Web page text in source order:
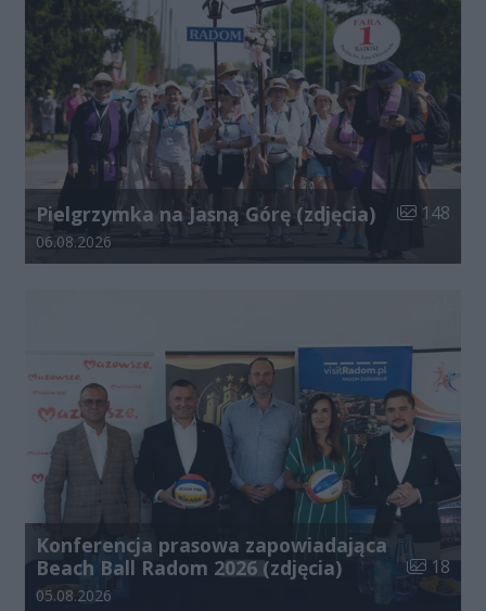
Pielgrzymka na Jasną Górę (zdjęcia) Liczba
148
Data dodania galerii:
06.08.2026
Konferencja prasowa zapowiadająca
Beach Ball Radom 2026 (zdjęcia)
Liczba
18
Data dodania galerii:
05.08.2026